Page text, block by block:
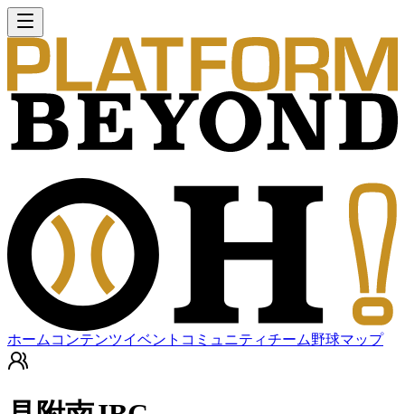
ホーム コンテンツイベント コミュニティチーム野球マップ